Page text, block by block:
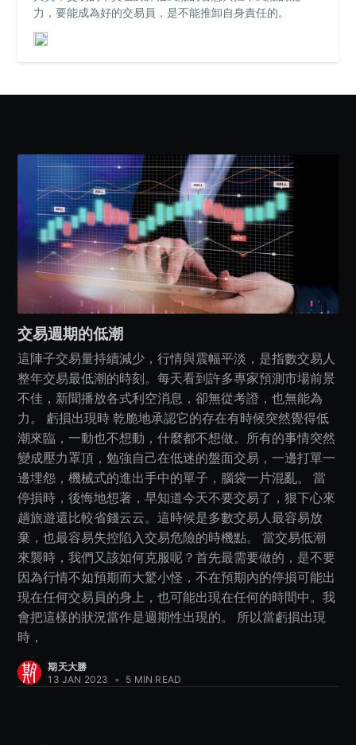
力，要能成為好的交易員，是不能推卸自身責任的。
交易週期的低潮
這陣子交易量持續減少，行情與震幅平淡，是指數交易人
整年交易最低潮的時刻。每天看到許多專家預測市場前景
不佳，新聞播放各式利空消息，卻無從考證，也無能為
力。 虧損出現時 乾脆地承認它的存在有時候突然覺得低
潮來臨，一動也不想動，什麼都不想做。所有的事情突然
變成壓力罩頂，勉強自己在低迷的盤面交易，一邊打單一
邊埋怨，機械式的進出手中的單子，腦袋一片混亂。 當
停損時，後悔地想著，早知道今天不要交易了，狠下心來
趟旅遊還比較省錢云云。這時候是多數交易人最容易放
棄，也最容易失控陷入交易危險的時機點。 當交易低潮
來襲時，我們又該如何克服呢？首先最需要做的，是不要
因為行情不如預期而大驚小怪，不在預期內的停損可能出
現在任何交易員的身上，也可能出現在任何的時間中。我
會把這樣的狀況當作是週期性出現的。 所以當虧損出現
時，
期天大勝
13 JAN 2023
• 5 MIN READ